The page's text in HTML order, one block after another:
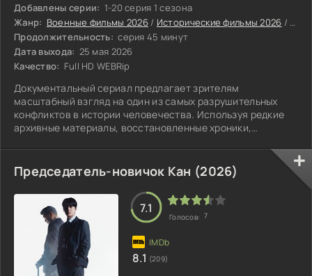
Добавлены серии: 1-20 серия 1 сезона
Жанр: Военные фильмы 2026 / Исторические фильмы 2026 /
Продолжительность: серия 45 минут
Дата выхода: 25 мая 2026
Качество: Full HD WEBRip
Документальный сериал предлагает зрителям
масштабный взгляд на один из самых разрушительных
конфликтов в истории человечества. Используя редкие
архивные материалы, восстановленные хроники,
историков со всего мира.
Председатель-новичок Кан (2026)
7.1
Голосов: 7
8.1 (209)